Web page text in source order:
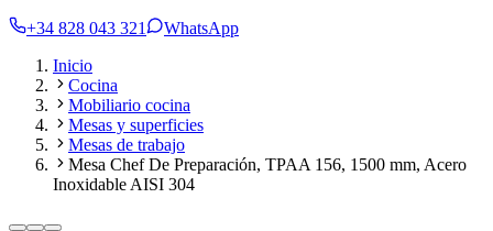
+34 828 043 321
WhatsApp
Inicio
Cocina
Mobiliario cocina
Mesas y superficies
Mesas de trabajo
Mesa Chef De Preparación, TPAA 156, 1500 mm, Acero
Inoxidable AISI 304